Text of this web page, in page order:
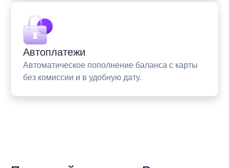
Автоплатежи
Автоматическое пополнение баланса с карты
без комиссии и в удобную дату.